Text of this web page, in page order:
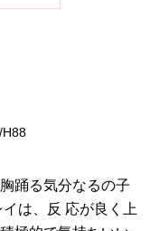
H88
踊る気分なるの子
は、反 応が良く上